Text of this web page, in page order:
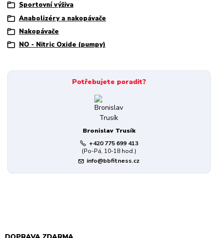
Sportovní výživa
Anabolizéry a nakopávače
Nakopávače
NO - Nitric Oxide (pumpy)
Potřebujete poradit?
Bronislav Trusík
+420 775 699 413
(Po-Pá, 10-18 hod.)
info@bbfitness.cz